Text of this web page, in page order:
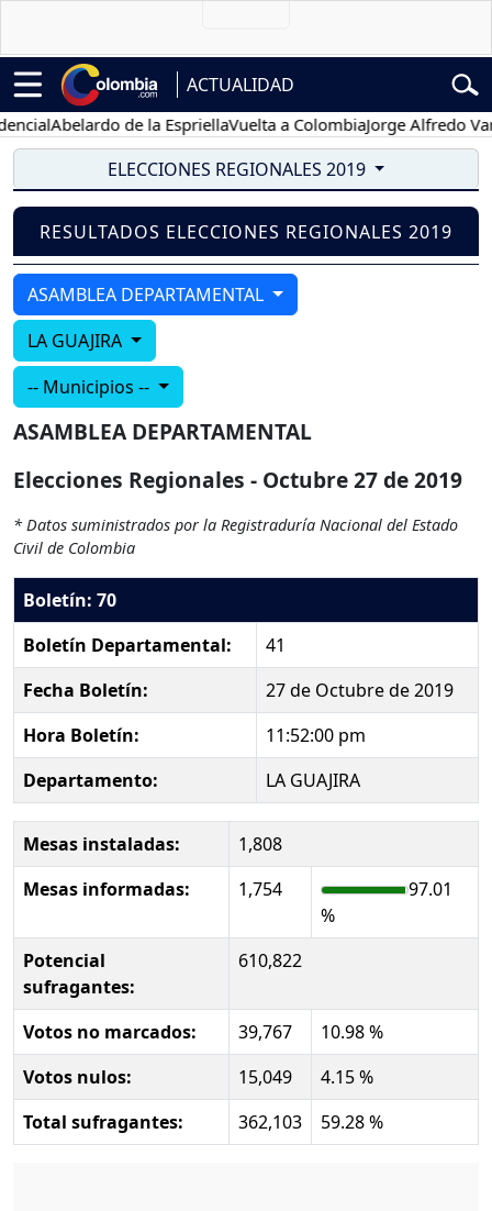
ACTUALIDAD
Abelardo de la EspriellaVuelta a ColombiaJorge Alfredo
ELECCIONES REGIONALES 2019
RESULTADOS ELECCIONES REGIONALES 2019
ASAMBLEA DEPARTAMENTAL
LA GUAJIRA
-- Municipios --
ASAMBLEA DEPARTAMENTAL
Elecciones Regionales - Octubre 27 de 2019
* Datos suministrados por la Registraduría Nacional del Estado
Civil de Colombia
Boletín: 70
Boletín Departamental:
41
Fecha Boletín:
27 de Octubre de 2019
Hora Boletín:
11:52:00 pm
Departamento:
LA GUAJIRA
Mesas instaladas:
1,808
Mesas informadas:
1,754
97.01
%
Potencial
sufragantes:
610,822
Votos no marcados: 39,767
10.98 %
Votos nulos:
15,049
4.15 %
Total sufragantes:
362,103 59.28 %